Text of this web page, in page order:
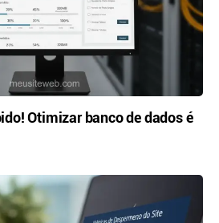
Otimizar banco de dados é